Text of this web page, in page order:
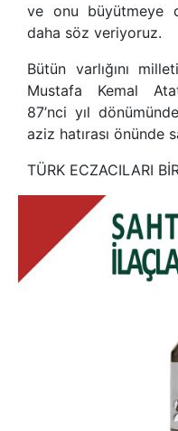
ve onu büyütmeye
daha söz veriyoruz.
Bütün varlığını
Mustafa Kemal
87’nci yıl
aziz hatırası önünde
TÜRK ECZACILARI